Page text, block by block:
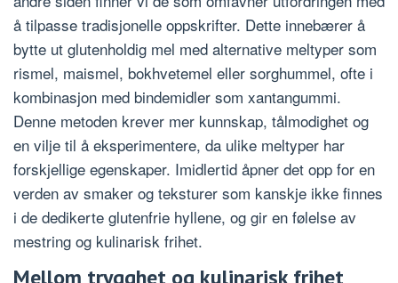
å tilpasse tradisjonelle oppskrifter. Dette innebærer å
bytte ut glutenholdig mel med alternative meltyper som
rismel, maismel, bokhvetemel eller sorghummel, ofte i
kombinasjon med bindemidler som xantangummi.
Denne metoden krever mer kunnskap, tålmodighet og
en vilje til å eksperimentere, da ulike meltyper har
forskjellige egenskaper. Imidlertid åpner det opp for en
verden av smaker og teksturer som kanskje ikke finnes
i de dedikerte glutenfrie hyllene, og gir en følelse av
mestring og kulinarisk frihet.
Mellom trygghet og kulinarisk frihet